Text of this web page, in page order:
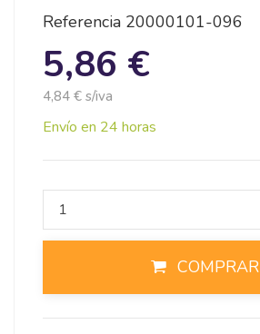
Referencia 20000101-096
5,86 €
4,84 € s/iva
Envío en 24 horas
COMPRAR